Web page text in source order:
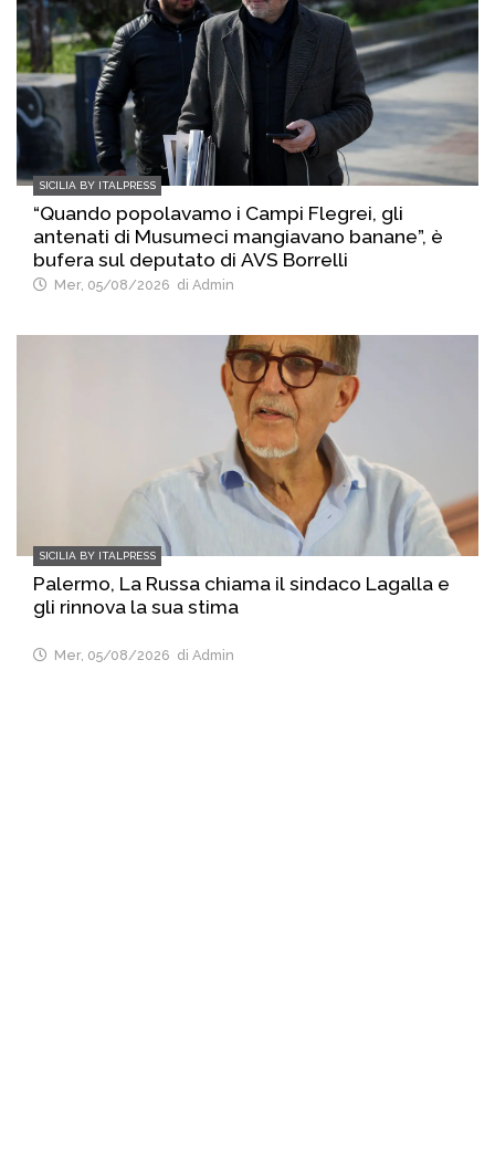
SICILIA BY ITALPRESS
“Quando popolavamo i Campi Flegrei, gli
antenati di Musumeci mangiavano banane”, è
bufera sul deputato di AVS Borrelli
Mer, 05/08/2026 di Admin
SICILIA BY ITALPRESS
Palermo, La Russa chiama il sindaco Lagalla e
gli rinnova la sua stima
Mer, 05/08/2026 di Admin